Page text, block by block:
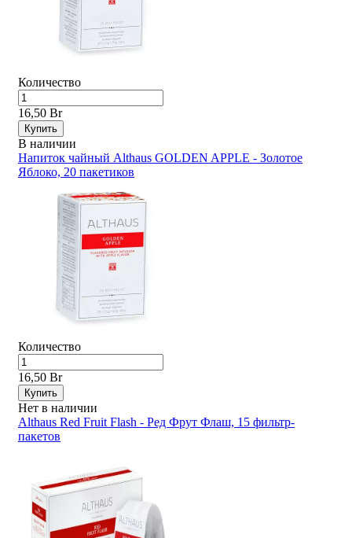
Количество
16,50 Br
Купить
В наличии
Напиток чайный Althaus GOLDEN APPLE - Золотое
Яблоко, 20 пакетиков
Количество
16,50 Br
Купить
Нет в наличии
Althaus Red Fruit Flash - Ред Фрут Флаш, 15 фильтр-
пакетов